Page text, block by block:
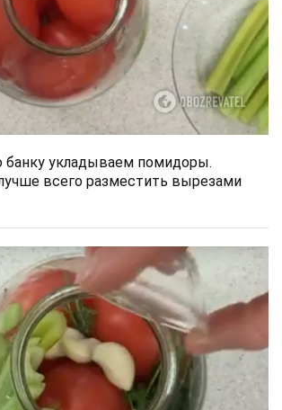
банку укладываем помидоры.
всего разместить вырезами